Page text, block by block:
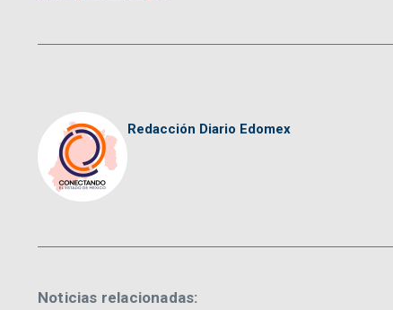
Redacción Diario Edomex
Noticias relacionadas: